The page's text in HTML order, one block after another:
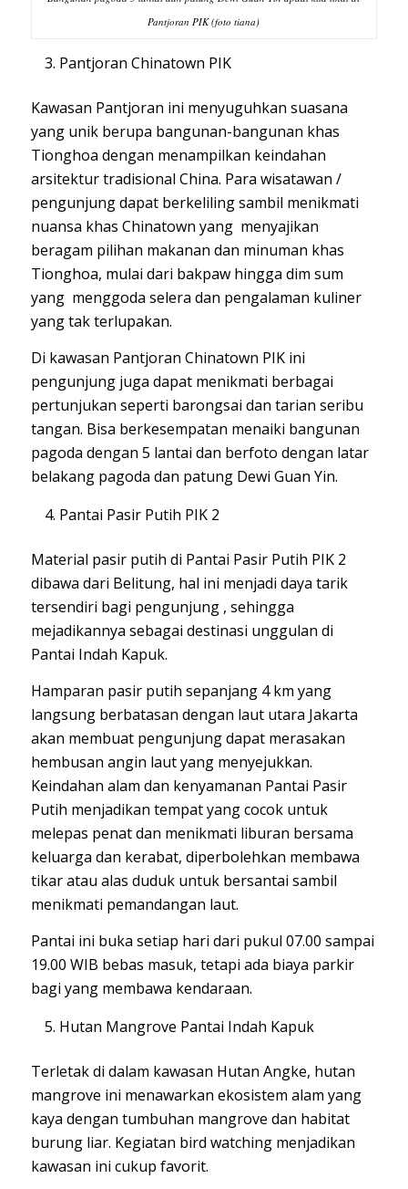
Pantjoran PIK (foto tiana)
Pantjoran Chinatown PIK
Kawasan Pantjoran ini menyuguhkan suasana
yang unik berupa bangunan-bangunan khas
Tionghoa dengan menampilkan keindahan
arsitektur tradisional China. Para wisatawan /
pengunjung dapat berkeliling sambil menikmati
nuansa khas Chinatown yang menyajikan
beragam pilihan makanan dan minuman khas
Tionghoa, mulai dari bakpaw hingga dim sum
yang menggoda selera dan pengalaman kuliner
yang tak terlupakan.
Di kawasan Pantjoran Chinatown PIK ini
pengunjung juga dapat menikmati berbagai
pertunjukan seperti barongsai dan tarian seribu
tangan. Bisa berkesempatan menaiki bangunan
pagoda dengan 5 lantai dan berfoto dengan latar
belakang pagoda dan patung Dewi Guan Yin.
Pantai Pasir Putih PIK 2
Material pasir putih di Pantai Pasir Putih PIK 2
dibawa dari Belitung, hal ini menjadi daya tarik
tersendiri bagi pengunjung , sehingga
mejadikannya sebagai destinasi unggulan di
Pantai Indah Kapuk.
Hamparan pasir putih sepanjang 4 km yang
langsung berbatasan dengan laut utara Jakarta
akan membuat pengunjung dapat merasakan
hembusan angin laut yang menyejukkan.
Keindahan alam dan kenyamanan Pantai Pasir
Putih menjadikan tempat yang cocok untuk
melepas penat dan menikmati liburan bersama
keluarga dan kerabat, diperbolehkan membawa
tikar atau alas duduk untuk bersantai sambil
menikmati pemandangan laut.
Pantai ini buka setiap hari dari pukul 07.00 sampai
19.00 WIB bebas masuk, tetapi ada biaya parkir
bagi yang membawa kendaraan.
Hutan Mangrove Pantai Indah Kapuk
Terletak di dalam kawasan Hutan Angke, hutan
mangrove ini menawarkan ekosistem alam yang
kaya dengan tumbuhan mangrove dan habitat
burung liar. Kegiatan bird watching menjadikan
kawasan ini cukup favorit.